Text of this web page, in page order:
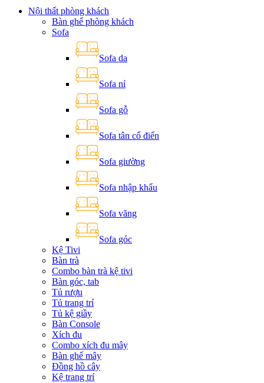
Nội thất phòng khách
Bàn ghế phòng khách
Sofa
Sofa da
Sofa nỉ
Sofa gỗ
Sofa tân cổ điển
Sofa giường
Sofa nhập khẩu
Sofa văng
Sofa góc
Kệ Tivi
Bàn trà
Combo bàn trà kệ tivi
Bàn góc, tab
Tủ rượu
Tủ trang trí
Tủ kệ giầy
Bàn Console
Xích đu
Combo xích đu mây
Bàn ghế mây
Đồng hồ cây
Kệ trang trí